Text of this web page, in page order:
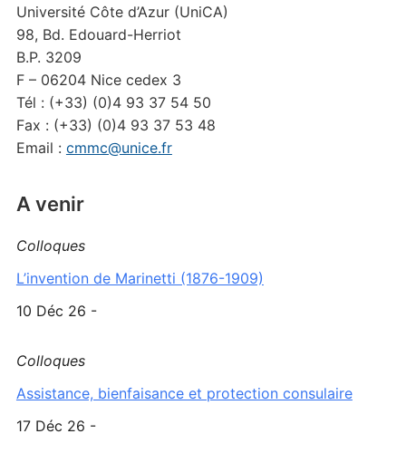
Université Côte d’Azur (UniCA)
98, Bd. Edouard-Herriot
B.P. 3209
F – 06204 Nice cedex 3
Tél : (+33) (0)4 93 37 54 50
Fax : (+33) (0)4 93 37 53 48
Email : cmmc@unice.fr
A venir
Colloques
L’invention de Marinetti (1876-1909)
10 Déc 26 -
Colloques
Assistance, bienfaisance et protection consulaire
17 Déc 26 -